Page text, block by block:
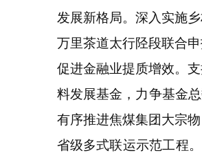
发展新格局。深入实施
万里茶道太行陉段联合
促进金融业提质增效。
料发展基金，力争基金
有序推进焦煤集团大宗
省级多式联运示范工程